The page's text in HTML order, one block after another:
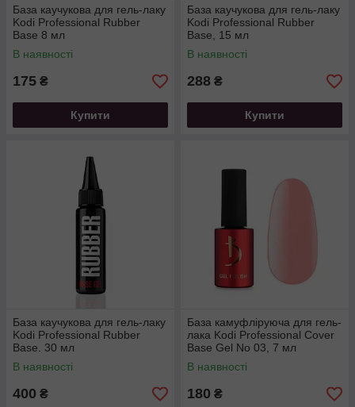
База каучукова для гель-лаку
Kodi Professional Rubber
Base 8 мл
В наявності
175 ₴
Купити
База каучукова для гель-лаку
Kodi Professional Rubber
Base, 15 мл
В наявності
288 ₴
Купити
База каучукова для гель-лаку
Kodi Professional Rubber
Base. 30 мл
В наявності
400 ₴
База камуфліруюча для гель-
лака Kodi Professional Cover
Base Gel No 03, 7 мл
В наявності
180 ₴